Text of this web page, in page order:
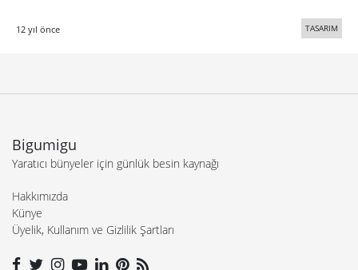
12 yıl önce TASARIM
Bigumigu
Yaratıcı bünyeler için günlük besin kaynağı
Hakkımızda
Künye
Üyelik, Kullanım ve Gizlilik Şartları